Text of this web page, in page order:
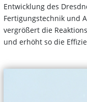
Entwicklung des
Fertigungstechnik und
vergrößert die
und erhöht so die